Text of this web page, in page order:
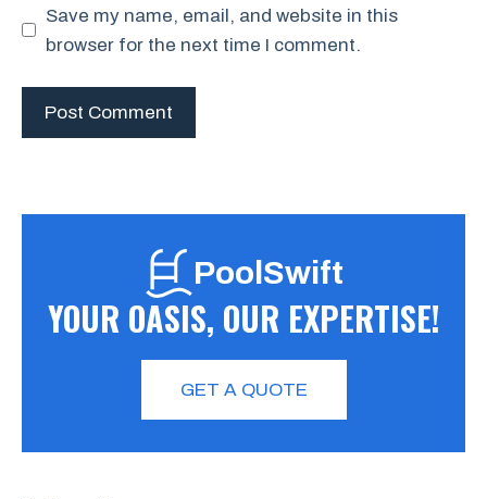
Save my name, email, and website in this
browser for the next time I comment.
PoolSwift
YOUR OASIS, OUR EXPERTISE!
GET A QUOTE